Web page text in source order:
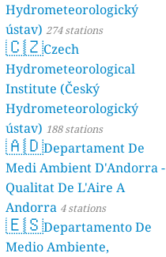
Hydrometeorologický
ústav) 274 stations
🇨🇿Czech
Hydrometeorological
Institute (Český
Hydrometeorologický
ústav) 188 stations
🇦🇩Departament De
Medi Ambient D'Andorra -
Qualitat De L'Aire A
Andorra 4 stations
🇪🇸Departamento De
Medio Ambiente,